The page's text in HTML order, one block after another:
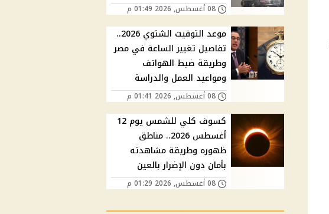
08 أغسطس, 2026 01:49 م
موعد التوقيت الشتوي 2026..
تفاصيل تغيير الساعة في مصر
وطريقة ضبط الهواتف
ومواعيد العمل والدراسة
08 أغسطس, 2026 01:41 م
كسوف كلي للشمس يوم 12
أغسطس 2026.. مناطق
ظهوره وطريقة مشاهدته
بأمان دون الإضرار بالعين
08 أغسطس, 2026 01:29 م